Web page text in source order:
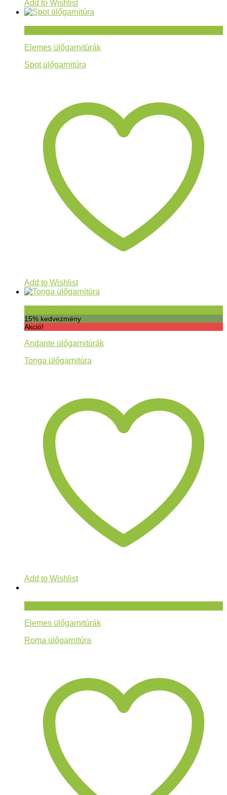
Add to Wishlist
Elemes ülőgarnitúrák
Spot ülőgarnitúra
Add to Wishlist
15% kedvezmény
Akció!
Andante ülőgarnitúrák
Tonga ülőgarnitúra
Add to Wishlist
Elemes ülőgarnitúrák
Roma ülőgarnitúra